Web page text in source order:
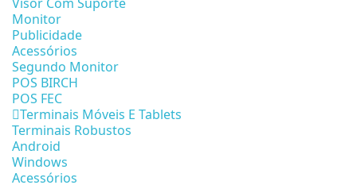
Monitor
Publicidade
Acessórios
Segundo Monitor
POS BIRCH
POS FEC
Terminais Móveis E Tablets
Terminais Robustos
Android
Windows
Acessórios